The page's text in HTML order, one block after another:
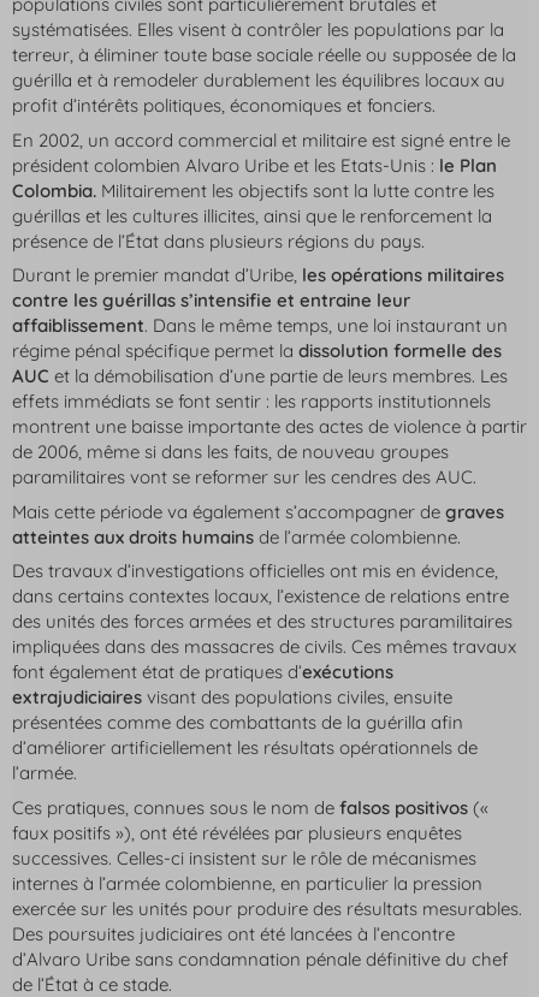
systématisées. Elles visent à contrôler les populations par la
terreur, à éliminer toute base sociale réelle ou supposée de la
guérilla et à remodeler durablement les équilibres locaux au
profit d’intérêts politiques, économiques et fonciers.
En 2002, un accord commercial et militaire est signé entre le
président colombien Alvaro Uribe et les Etats-Unis : le Plan
Colombia. Militairement les objectifs sont la lutte contre les
guérillas et les cultures illicites, ainsi que le renforcement la
présence de l’État dans plusieurs régions du pays.
Durant le premier mandat d’Uribe, les opérations militaires
contre les guérillas s’intensifie et entraine leur
affaiblissement. Dans le même temps, une loi instaurant un
régime pénal spécifique permet la dissolution formelle des
AUC et la démobilisation d’une partie de leurs membres. Les
effets immédiats se font sentir : les rapports institutionnels
montrent une baisse importante des actes de violence à partir
de 2006, même si dans les faits, de nouveau groupes
paramilitaires vont se reformer sur les cendres des AUC.
Mais cette période va également s’accompagner de graves
atteintes aux droits humains de l’armée colombienne.
Des travaux d’investigations officielles ont mis en évidence,
dans certains contextes locaux, l’existence de relations entre
des unités des forces armées et des structures paramilitaires
impliquées dans des massacres de civils. Ces mêmes travaux
font également état de pratiques d’exécutions
extrajudiciaires visant des populations civiles, ensuite
présentées comme des combattants de la guérilla afin
d’améliorer artificiellement les résultats opérationnels de
l’armée.
Ces pratiques, connues sous le nom de falsos positivos («
faux positifs »), ont été révélées par plusieurs enquêtes
successives. Celles-ci insistent sur le rôle de mécanismes
internes à l’armée colombienne, en particulier la pression
exercée sur les unités pour produire des résultats mesurables.
Des poursuites judiciaires ont été lancées à l’encontre
d’Alvaro Uribe sans condamnation pénale définitive du chef
de l’État à ce stade.